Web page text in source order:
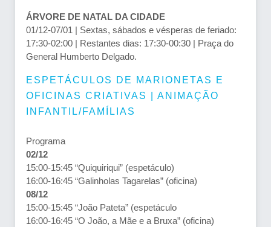
ÁRVORE DE NATAL DA CIDADE
01/12-07/01 | Sextas, sábados e vésperas de feriado:
17:30-02:00 | Restantes dias: 17:30-00:30 | Praça do
General Humberto Delgado.
ESPETÁCULOS DE MARIONETAS E
OFICINAS CRIATIVAS | ANIMAÇÃO
INFANTIL/FAMÍLIAS
Programa
02/12
15:00-15:45 “Quiquiriqui” (espetáculo)
16:00-16:45 “Galinholas Tagarelas” (oficina)
08/12
15:00-15:45 “João Pateta” (espetáculo
16:00-16:45 “O João, a Mãe e a Bruxa” (oficina)